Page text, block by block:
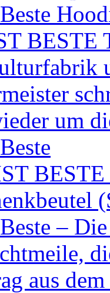
BESTE
um
BESTE
–
aus